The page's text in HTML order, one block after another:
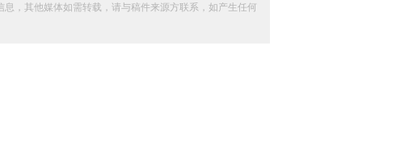
，其他媒体如需转载，请与稿件来源方联系，如产生任何